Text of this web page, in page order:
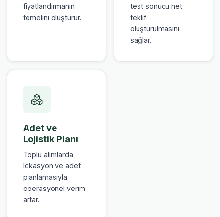
fiyatlandırmanın
temelini oluşturur.
test sonucu net
teklif
oluşturulmasını
sağlar.
Adet ve
Lojistik Planı
Toplu alımlarda
lokasyon ve adet
planlamasıyla
operasyonel verim
artar.